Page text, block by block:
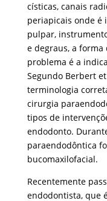
císticas, canais
periapicais onde é
pulpar,
e degraus, a
problema é a
Segundo Berbert
terminologia
cirurgia
tipos de
endodonto.
paraendodôntica
bucomaxilofacial.
Recentemente
endodontista, que